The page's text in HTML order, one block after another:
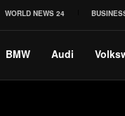
WORLD NEWS 24
BMW Audi